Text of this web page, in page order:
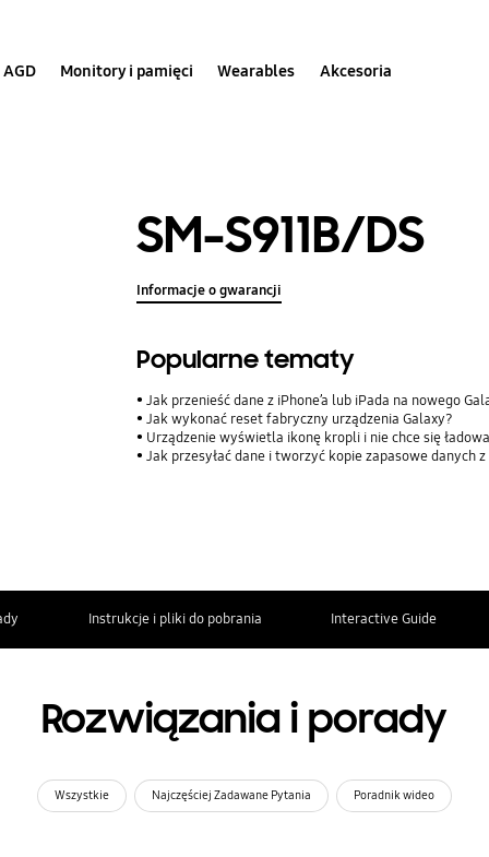
AGD Monitory i pamięci Wearables Akcesoria
SM-S911B/DS
Informacje o gwarancji
Popularne tematy
Jak przenieść dane z iPhone’a lub iPada na nowego
Jak wykonać reset fabryczny urządzenia Galaxy?
Urządzenie wyświetla ikonę kropli i nie chce się
Jak przesyłać dane i tworzyć kopie zapasowe
Instrukcje i pliki do pobrania Interactive Guide
Rozwiązania i porady
Wszystkie Najczęściej Zadawane Pytania Poradnik wideo